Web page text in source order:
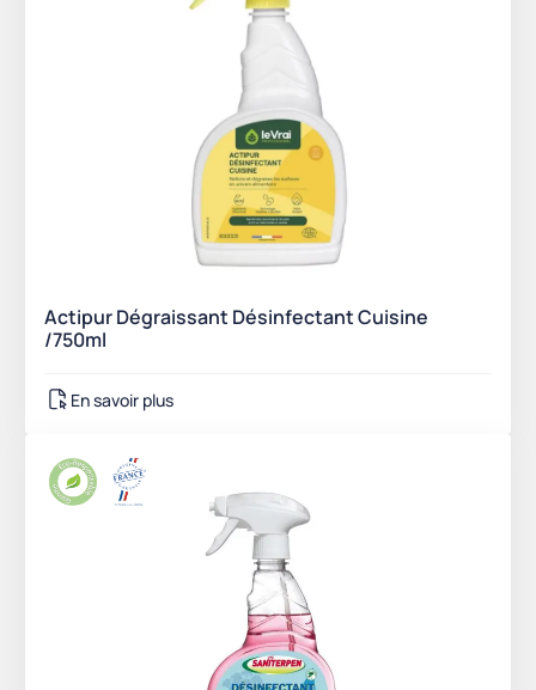
Actipur Dégraissant Désinfectant Cuisine
/750ml
En savoir plus